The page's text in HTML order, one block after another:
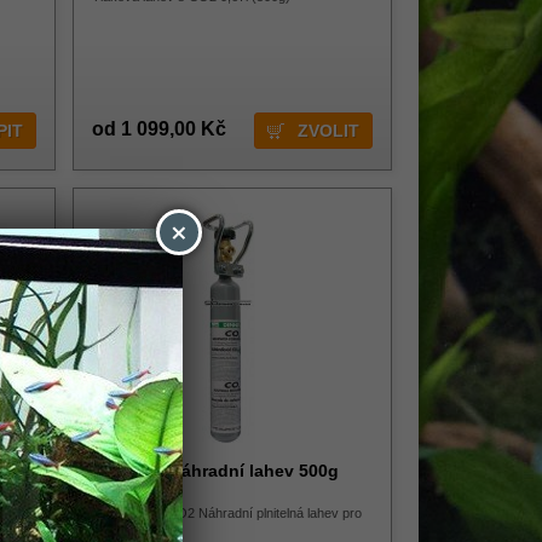
od 1 099,00 Kč ZVOLIT
Dennerle náhradní lahev 500g
plnitelná
DENNERLE CO2 Náhradní plnitelná lahev pro
systémy CO2
×